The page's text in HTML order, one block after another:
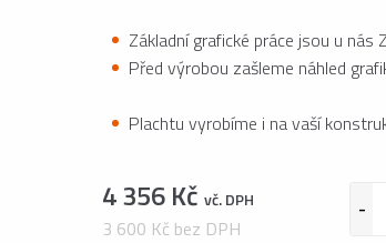
Základní grafické práce jsou u nás
Před výrobou zašleme náhled
Plachtu vyrobíme i na vaší
4 356 Kč vč. DPH
3 600 Kč bez DPH